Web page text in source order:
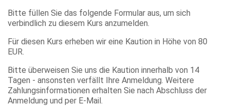
Bitte füllen Sie das folgende Formular aus, um sich
verbindlich zu diesem Kurs anzumelden.
Für diesen Kurs erheben wir eine Kaution in Höhe von 80
EUR.
Bitte überweisen Sie uns die Kaution innerhalb von 14
Tagen - ansonsten verfällt Ihre Anmeldung. Weitere
Zahlungsinformationen erhalten Sie nach Abschluss der
Anmeldung und per E-Mail.